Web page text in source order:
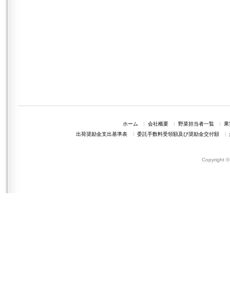
ホーム 会社概要 野菜担当者一覧
果
出荷奨励金支出基準表
委託手数料受領額及び奨励金交付額
Copyright